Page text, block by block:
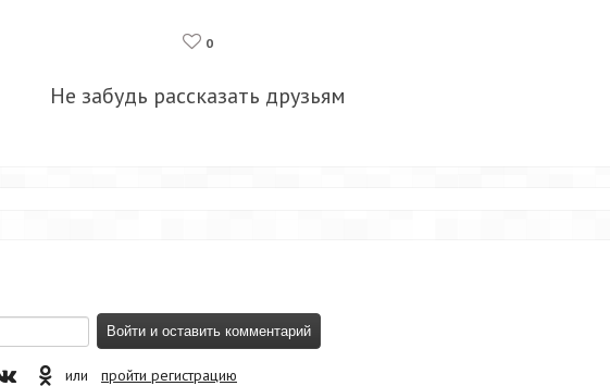
0
Не забудь рассказать друзьям
или пройти регистрацию